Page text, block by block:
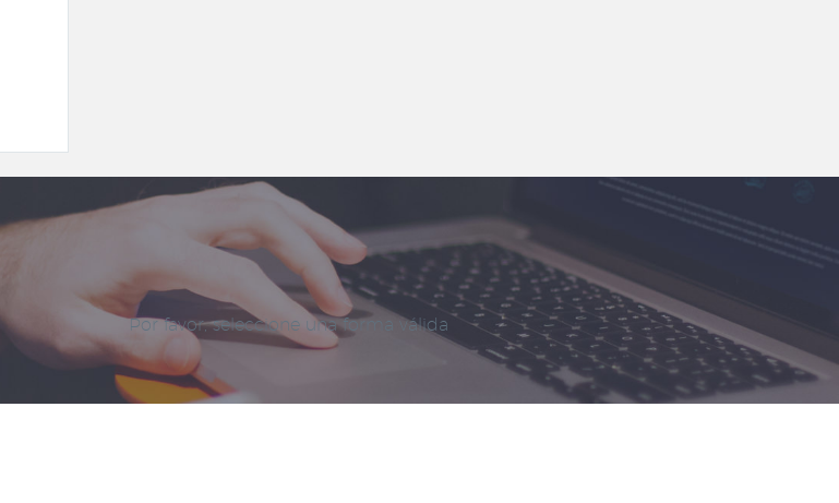
Por favor, seleccione una forma válida